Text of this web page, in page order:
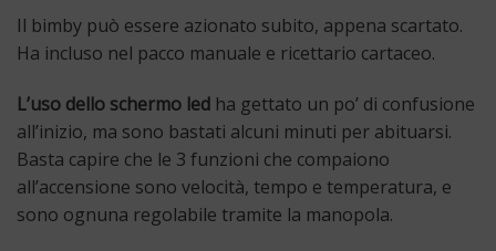
Il bimby può essere azionato subito, appena scartato.
Ha incluso nel pacco manuale e ricettario cartaceo.
L’uso dello schermo led ha gettato un po’ di confusione
all’inizio, ma sono bastati alcuni minuti per abituarsi.
Basta capire che le 3 funzioni che compaiono
all’accensione sono velocità, tempo e temperatura, e
sono ognuna regolabile tramite la manopola.